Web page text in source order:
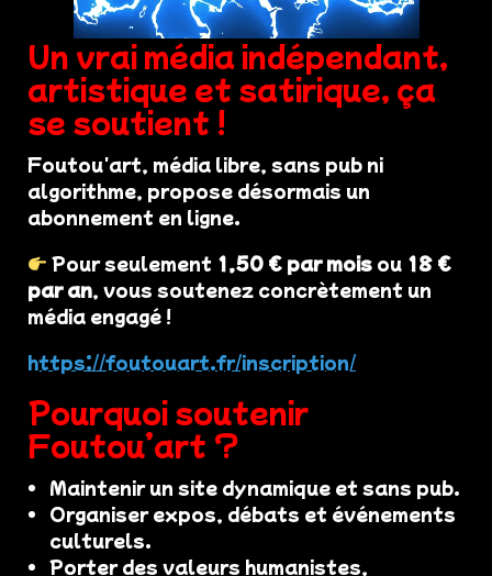
Un vrai média indépendant,
artistique et satirique, ça
se soutient !
Foutou'art, média libre, sans pub ni
algorithme, propose désormais un
abonnement en ligne.
Pour seulement 1,50 € par mois ou 18 €
par an, vous soutenez concrètement un
média engagé !
https://foutouart.fr/inscription/
Pourquoi soutenir
Foutou’art ?
Maintenir un site dynamique et sans pub.
Organiser expos, débats et événements
culturels.
Porter des valeurs humanistes,